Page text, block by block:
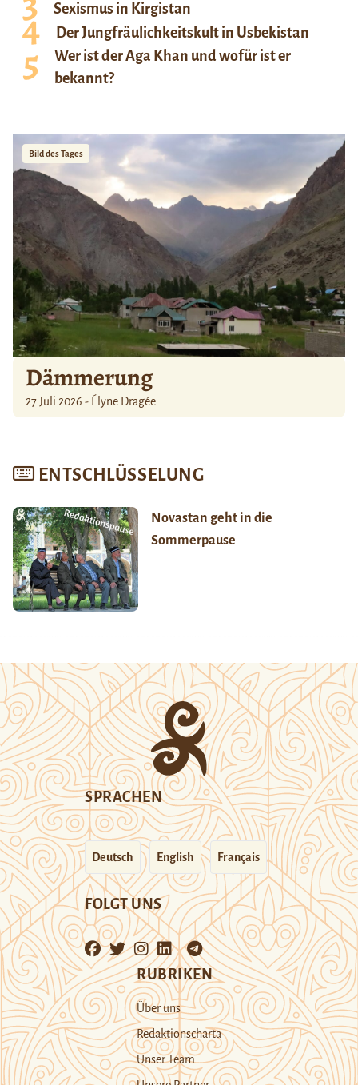
Sexismus in Kirgistan
Der Jungfräulichkeitskult in Usbekistan
Wer ist der Aga Khan und wofür ist er
bekannt?
Bild des Tages
Dämmerung
27 Juli 2026 - Élyne Dragée
ENTSCHLÜSSELUNG
Novastan geht in die
Sommerpause
SPRACHEN
Deutsch English Français
FOLGT UNS
RUBRIKEN
Über uns
Redaktionscharta
Unser Team